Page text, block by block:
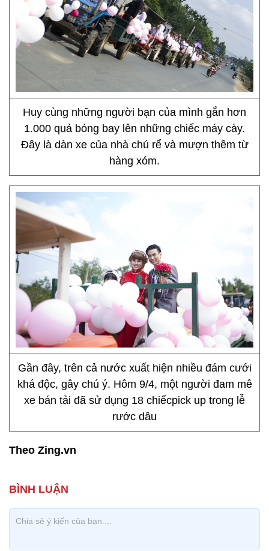
Huy cùng những người bạn của mình gắn hơn
1.000 quả bóng bay lên những chiếc máy cày.
Đây là dàn xe của nhà chú rể và mượn thêm từ
hàng xóm.
Gần đây, trên cả nước xuất hiện nhiều đám cưới
khá độc, gây chú ý. Hôm 9/4, một người đam mê
xe bán tải đã sử dụng 18 chiếcpick up trong lễ
rước dâu
Theo Zing.vn